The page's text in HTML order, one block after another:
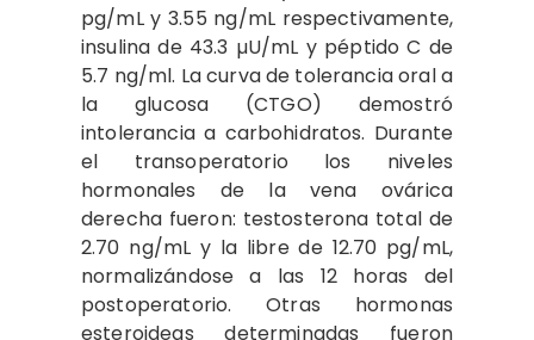
pg/mL y 3.55 ng/mL respectivamente,
insulina de 43.3 µU/mL y péptido C de
5.7 ng/ml. La curva de tolerancia oral a
la glucosa (CTGO) demostró
intolerancia a carbohidratos. Durante
el transoperatorio los niveles
hormonales de la vena ovárica
derecha fueron: testos­terona total de
2.70 ng/mL y la libre de 12.70 pg/mL,
normalizándose a las 12 horas del
postoperatorio. Otras hormonas
esteroideas deter­minadas fueron